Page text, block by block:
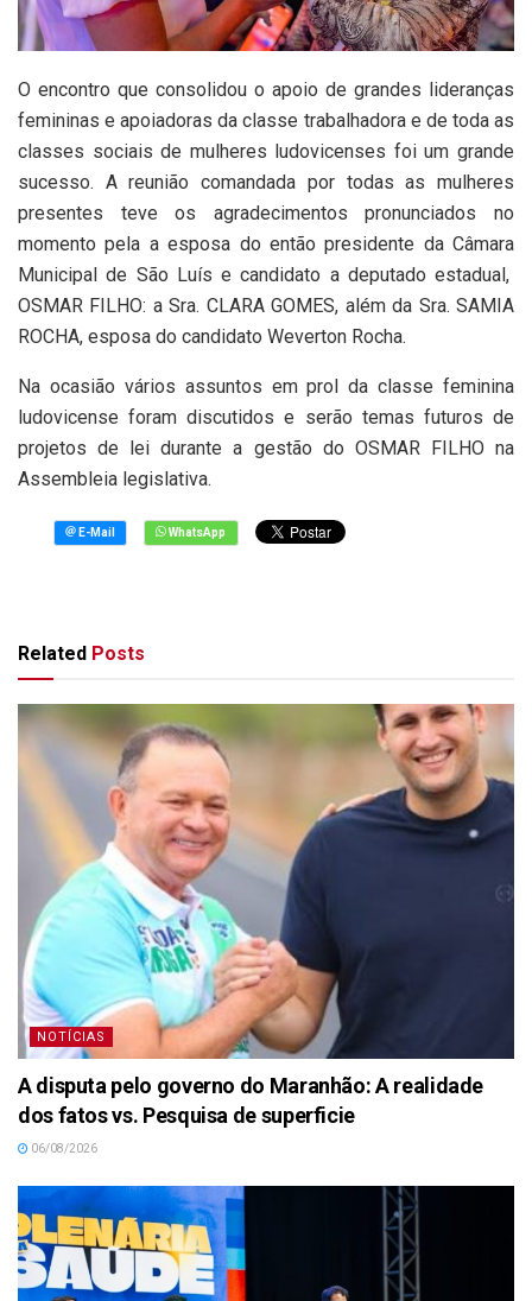
O encontro que consolidou o apoio de grandes lideranças
femininas e apoiadoras da classe trabalhadora e de toda as
classes sociais de mulheres ludovicenses foi um grande
sucesso. A reunião comandada por todas as mulheres
presentes teve os agradecimentos pronunciados no
momento pela a esposa do então presidente da Câmara
Municipal de São Luís e candidato a deputado estadual,
OSMAR FILHO: a Sra. CLARA GOMES, além da Sra. SAMIA
ROCHA, esposa do candidato Weverton Rocha.
Na ocasião vários assuntos em prol da classe feminina
ludovicense foram discutidos e serão temas futuros de
projetos de lei durante a gestão do OSMAR FILHO na
Assembleia legislativa.
Related Posts
NOTÍCIAS
A disputa pelo governo do Maranhão: A realidade
dos fatos vs. Pesquisa de superficie
06/08/2026